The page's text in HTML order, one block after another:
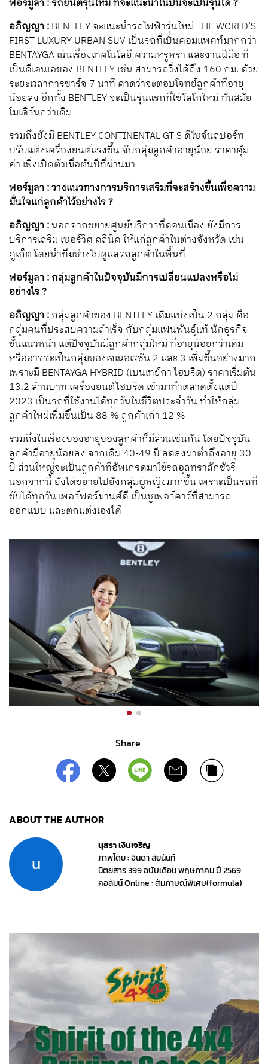
อภิญญา :BENTLEY จะแนะนำรถไฟฟ้ารุ่นใหม่ THE WORLD’S
FIRST LUXURY URBAN SUV เป็นรถที่เป็นคอมแพคท์มากกว่า
BENTAYGA เน้นเรื่องเทคโนโลยี ความหรูหรา และงานฝีมือ ที่
เป็นดีเอนเอของ BENTLEY เช่น สามารถวิ่งได้ถึง 160 กม. ด้วย
ระยะเวลาการชาร์จ 7 นาที คาดว่าจะตอบโจทย์ลูกค้าที่อายุ
น้อยลง อีกทั้ง BENTLEY จะเป็นรุ่นแรกที่ใช้โลโกใหม่ ทันสมัย
โมเดิร์นกว่าเดิม
รวมถึงยังมี BENTLEY CONTINENTAL GT S ดีไซจ์นสปอร์ท
ปรับแต่งเครื่องยนต์แรงขึ้น จับกลุ่มลูกค้าอายุน้อย ราคาคุ้ม
ค่า เพิ่งเปิดตัวเมื่อต้นปีที่ผ่านมา
ฟอร์มูลา : วางแนวทางการบริการเสริมที่จะสร้างขึ้นเพื่อความ
มั่นใจแก่ลูกค้าไว้อย่างไร ?
อภิญญา :นอกจากขยายศูนย์บริการที่ดอนเมือง ยังมีการ
บริการเสริม เซอร์วิศ คลีนิค ให้แก่ลูกค้าในต่างจังหวัด เช่น
ภูเก็ต โดยนำทีมช่างไปดูแลรถลูกค้าในพื้นที่
ฟอร์มูลา : กลุ่มลูกค้าในปัจจุบันมีการเปลี่ยนแปลงหรือไม่
อย่างไร ?
อภิญญา :กลุ่มลูกค้าของ BENTLEY เดิมแบ่งเป็น 2 กลุ่ม คือ
กลุ่มคนที่ประสบความสำเร็จ กับกลุ่มแฟนพันธุ์แท้ นักธุรกิจ
ชั้นแนวหน้า แต่ปัจจุบันมีลูกค้ากลุ่มใหม่ ที่อายุน้อยกว่าเดิม
หรืออาจจะเป็นกลุ่มของเจเนอเรชัน 2 และ 3 เพิ่มขึ้นอย่างมาก
เพราะมี BENTAYGA HYBRID (เบนเทย์กา ไฮบริด) ราคาเริ่มต้น
13.2 ล้านบาท เครื่องยนต์ไฮบริด เข้ามาทำตลาดตั้งแต่ปี
2023 เป็นรถที่ใช้งานได้ทุกวันในชีวิตประจำวัน ทำให้กลุ่ม
ลูกค้าใหม่เพิ่มขึ้นเป็น 88 % ลูกค้าเก่า 12 %
รวมถึงในเรื่องของอายุของลูกค้าก็มีส่วนเช่นกัน โดยปัจจุบัน
ลูกค้ามีอายุน้อยลง จากเดิม 40-49 ปี ลดลงมาต่ำถึงอายุ 30
ปี ส่วนใหญ่จะเป็นลูกค้าที่อัพเกรดมาใช้รถอุลทราลักชัวรี
นอกจากนี้ ยังได้ขยายไปยังกลุ่มผู้หญิงมากขึ้น เพราะเป็นรถที่
ขับได้ทุกวัน เพอร์ฟอร์มานศ์ดี เป็นซูเพอร์คาร์ที่สามารถ
ออกแบบ และตกแต่งเองได้
Share
ABOUT THE AUTHOR
น
นุสรา เงินเจริญ
ภาพโดย : จินดา ลัยนันท์
นิตยสาร 399 ฉบับเดือน พฤษภาคม ปี 2569
คอลัมน์ Online : สัมภาษณ์พิเศษ(formula)